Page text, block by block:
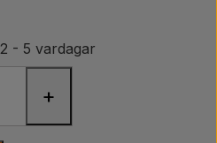
2 - 5 vardagar
+